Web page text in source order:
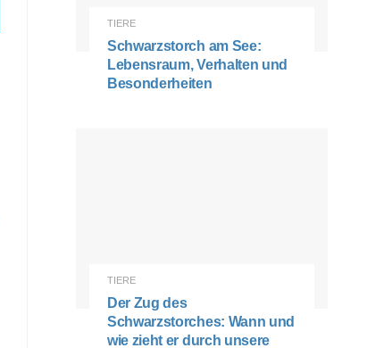
TIERE
Schwarzstorch am See:
Lebensraum, Verhalten und
Besonderheiten
TIERE
Der Zug des
Schwarzstorches: Wann und
wie zieht er durch unsere